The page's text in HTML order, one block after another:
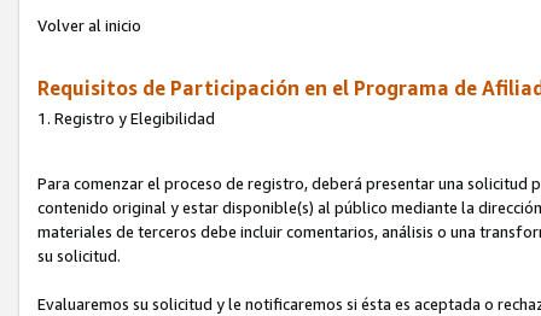
Volver al inicio
Requisitos de Participación en el Programa de
1. Registro y Elegibilidad
Para comenzar el proceso de registro, deberá presentar una solicitud
contenido original y estar disponible(s) al público mediante la
materiales de terceros debe incluir comentarios, análisis o una
su solicitud.
Evaluaremos su solicitud y le notificaremos si ésta es aceptada o